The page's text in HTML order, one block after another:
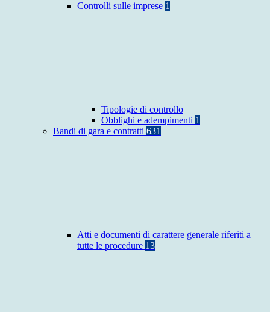
Controlli sulle imprese 1
Tipologie di controllo
Obblighi e adempimenti 1
Bandi di gara e contratti 631
Atti e documenti di carattere generale riferiti a
tutte le procedure 13